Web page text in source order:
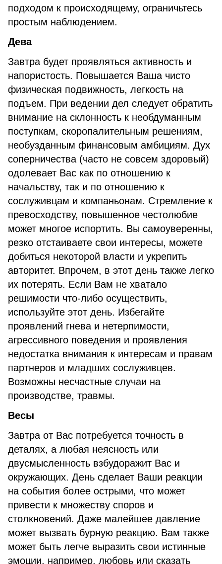
подходом к происходящему, ограничьтесь
простым наблюдением.
Дева
Завтра будет проявляться активность и
напористость. Повышается Ваша чисто
физическая подвижность, легкость на
подъем. При ведении дел следует обратить
внимание на склонность к необдуманным
поступкам, скоропалительным решениям,
необузданным финансовым амбициям. Дух
соперничества (часто не совсем здоровый)
одолевает Вас как по отношению к
начальству, так и по отношению к
сослуживцам и компаньонам. Стремление к
превосходству, повышенное честолюбие
может многое испортить. Вы самоуверенны,
резко отстаиваете свои интересы, можете
добиться некоторой власти и укрепить
авторитет. Впрочем, в этот день также легко
их потерять. Если Вам не хватало
решимости что-либо осуществить,
используйте этот день. Избегайте
проявлений гнева и нетерпимости,
агрессивного поведения и проявления
недостатка внимания к интересам и правам
партнеров и младших сослуживцев.
Возможны несчастные случаи на
производстве, травмы.
Весы
Завтра от Вас потребуется точность в
деталях, а любая неясность или
двусмысленность взбудоражит Вас и
окружающих. День сделает Ваши реакции
на события более острыми, что может
привести к множеству споров и
столкновений. Даже малейшее давление
может вызвать бурную реакцию. Вам также
может быть легче выразить свои истинные
эмоции, например, любовь или сказать